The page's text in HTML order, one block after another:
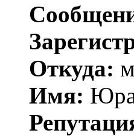
Откуда:
Имя: